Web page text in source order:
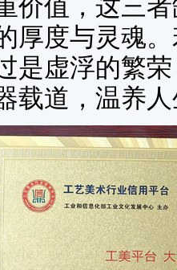
价值，这三
厚度与灵魂
是虚浮的繁
载道，温养